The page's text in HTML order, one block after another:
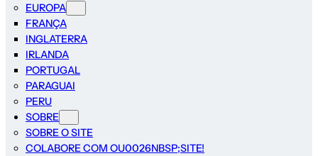
EUROPA
FRANÇA
INGLATERRA
IRLANDA
PORTUGAL
PARAGUAI
PERU
SOBRE
SOBRE O SITE
COLABORE COM OU0026NBSP;SITE!